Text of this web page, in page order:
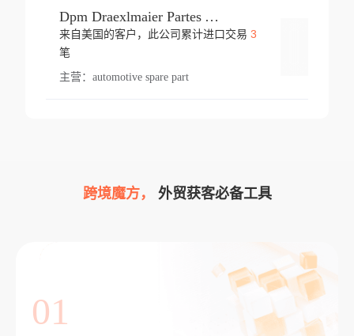
Dpm Draexlmaier Partes Automotrices Corr Ind Huejotzingo
来自美国的客户，此公司累计进口交易 3
笔
主营： automotive spare part
跨境魔方， 外贸获客必备工具
01